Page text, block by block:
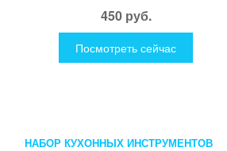
450 руб.
Посмотреть сейчас
НАБОР КУХОННЫХ ИНСТРУМЕНТОВ